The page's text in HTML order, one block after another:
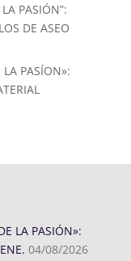
PASIÓN”:
DE ASEO
LA PASÍON»:
LA PASIÓN»:
04/08/2026